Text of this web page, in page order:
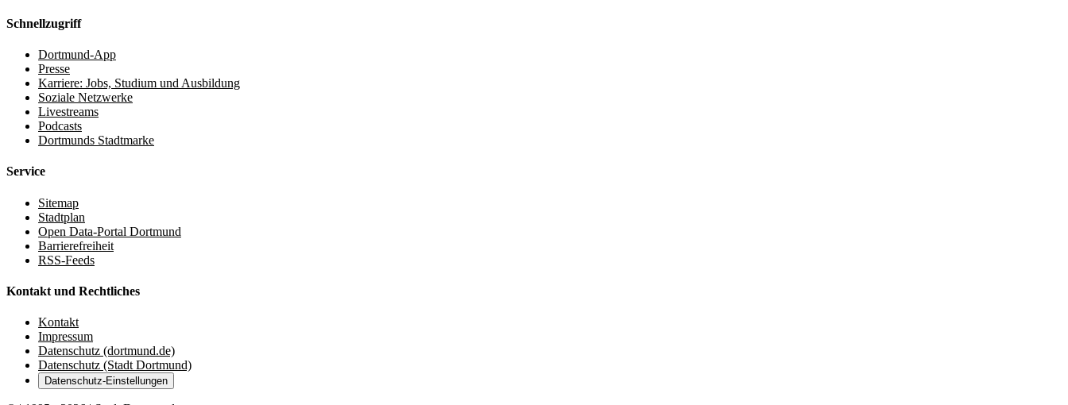
Schnellzugriff
Dortmund-App
Presse
Karriere: Jobs, Studium und Ausbildung
Soziale Netzwerke
Livestreams
Podcasts
Dortmunds Stadtmarke
Service
Sitemap
Stadtplan
Open Data-Portal Dortmund
Barrierefreiheit
RSS-Feeds
Kontakt und Rechtliches
Kontakt
Impressum
Datenschutz (dortmund.de)
Datenschutz (Stadt Dortmund)
Datenschutz-Einstellungen